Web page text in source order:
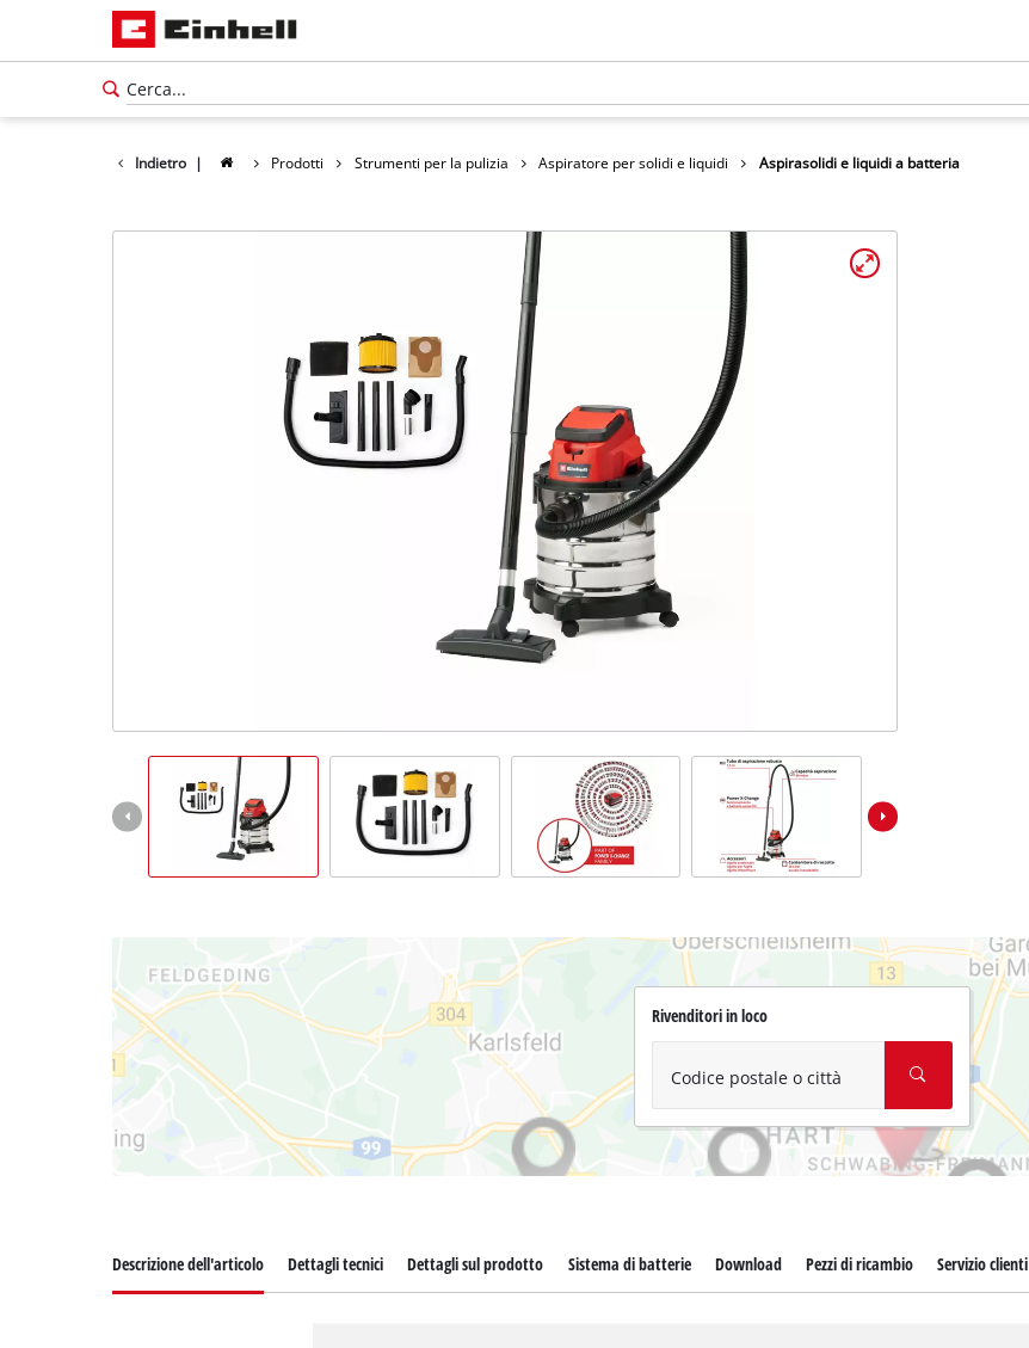
Indietro | Prodotti Strumenti per la pulizia Aspiratore per solidi e liquidi Aspirasolidi e liquidi a batteria
Rivenditori in loco
Codice postale o città
Descrizione dell'articolo Dettagli tecnici Dettagli sul prodotto Sistema di batterie Download Pezzi di ricambio Servizio clienti